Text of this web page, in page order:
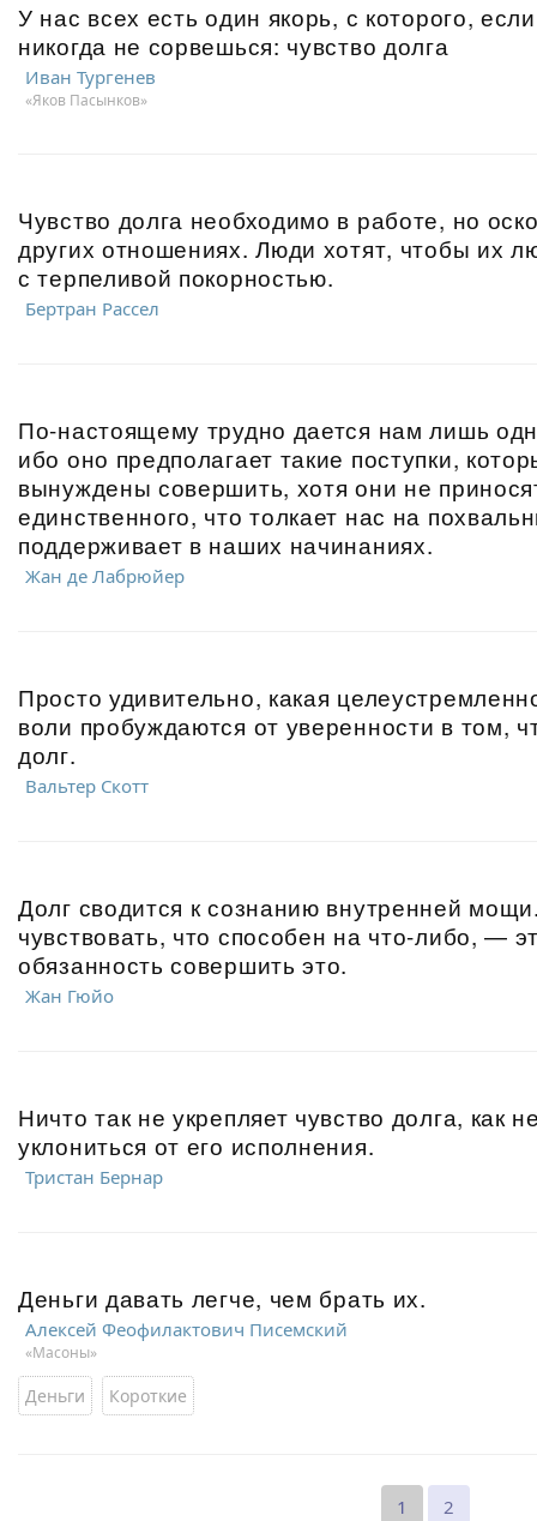
У нас всех есть один якорь, с которого,
никогда не сорвешься: чувство долга
Иван Тургенев
«Яков Пасынков»
Чувство долга необходимо в работе, но
других отношениях. Люди хотят, чтобы их
с терпеливой покорностью.
Бертран Рассел
По-настоящему трудно дается нам лишь
ибо оно предполагает такие поступки,
вынуждены совершить, хотя они не
единственного, что толкает нас на
поддерживает в наших начинаниях.
Жан де Лабрюйер
Просто удивительно, какая
воли пробуждаются от уверенности в том,
долг.
Вальтер Скотт
Долг сводится к сознанию внутренней
чувствовать, что способен на что-либо, —
обязанность совершить это.
Жан Гюйо
Ничто так не укрепляет чувство долга, как
уклониться от его исполнения.
Тристан Бернар
Деньги давать легче, чем брать их.
Алексей Феофилактович Писемский
«Масоны»
Деньги Короткие
1 2